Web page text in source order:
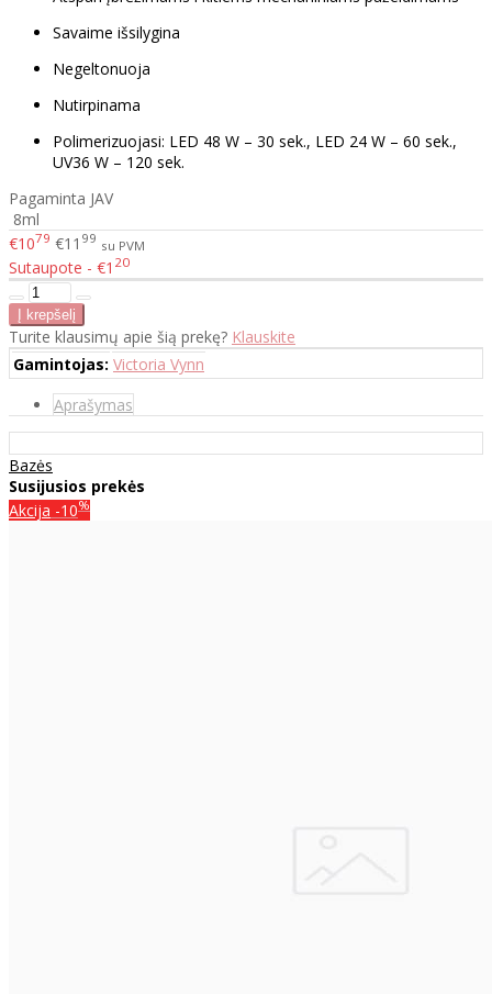
Savaime išsilygina
Negeltonuoja
Nutirpinama
Polimerizuojasi: LED 48 W – 30 sek., LED 24 W – 60 sek.,
UV36 W – 120 sek.
Pagaminta JAV
8ml
€1079 €11 99 su PVM
Sutaupote - €1 20
Turite klausimų apie šią prekę? Klauskite
Gamintojas: Victoria Vynn
Aprašymas
Bazės
Susijusios prekės
Akcija -10%